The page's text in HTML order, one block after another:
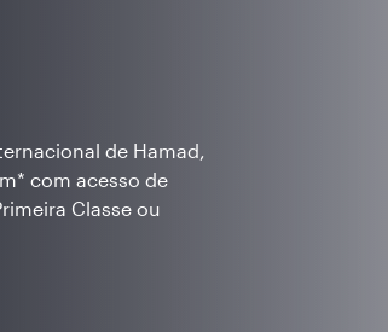
de Hamad,
com acesso de
Classe ou